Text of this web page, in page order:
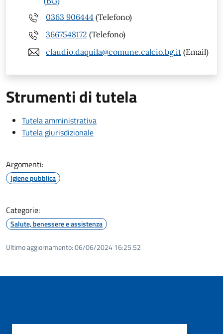
0363 906444 (Telefono)
3667548172 (Telefono)
claudio.daquila@comune.calcio.bg.it (Email)
Strumenti di tutela
Tutela amministrativa
Tutela giurisdizionale
Argomenti:
Igiene pubblica
Categorie:
Salute, benessere e assistenza
Ultimo aggiornamento:06/06/2024 16:25.52